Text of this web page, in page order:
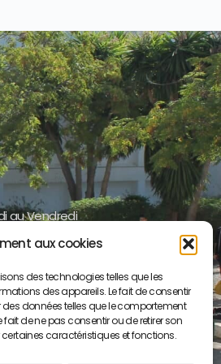
aux cookies
des technologies telles que les
des appareils. Le fait de consentir
données telles que le comportement
de ne pas consentir ou de retirer son
caractéristiques et fonctions.
au Vendredi
ma.org
BP S/34, 50000